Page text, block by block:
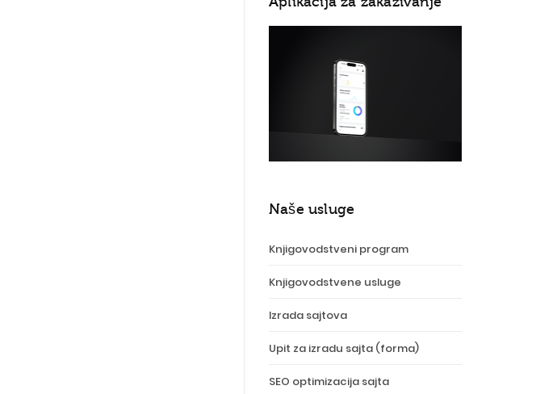
Naše usluge
Knjigovodstveni program
Knjigovodstvene usluge
Izrada sajtova
Upit za izradu sajta (forma)
SEO optimizacija sajta